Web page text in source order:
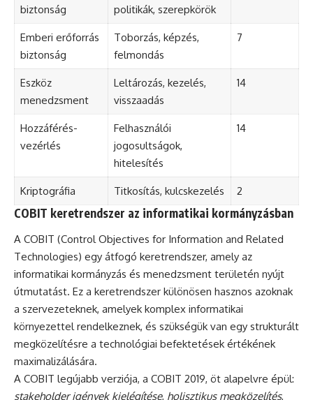
biztonság
politikák, szerepkörök
Emberi erőforrás
biztonság
Toborzás, képzés,
felmondás
7
Eszköz
menedzsment
Leltározás, kezelés,
visszaadás
14
Hozzáférés-
vezérlés
Felhasználói
jogosultságok,
hitelesítés
14
Kriptográfia Titkosítás, kulcskezelés 2
COBIT keretrendszer az informatikai kormányzásban
A COBIT (Control Objectives for Information and Related
Technologies) egy átfogó keretrendszer, amely az
informatikai kormányzás és menedzsment területén nyújt
útmutatást. Ez a keretrendszer különösen hasznos azoknak
a szervezeteknek, amelyek komplex informatikai
környezettel rendelkeznek, és szükségük van egy strukturált
megközelítésre a technológiai befektetések értékének
maximalizálására.
A COBIT legújabb verziója, a COBIT 2019, öt alapelvre épül:
stakeholder igények kielégítése, holisztikus megközelítés,